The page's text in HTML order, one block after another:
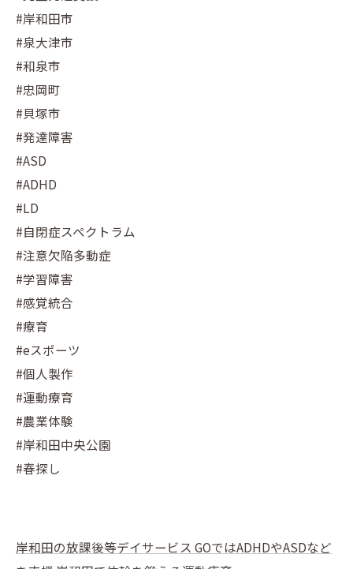
#岸和田市
#泉大津市
#和泉市
#忠岡町
#貝塚市
#発達障害
#ASD
#ADHD
#LD
#自閉症スペクトラム
#注意欠陥多動症
#学習障害
#感覚統合
#療育
#eスポーツ
#個人製作
#運動療育
#農業体験
#岸和田中央公園
#春探し
岸和田の放課後等デイサービス GOではADHDやASDなど